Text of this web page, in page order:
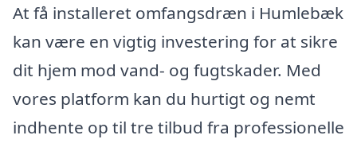
At få installeret omfangsdræn i Humlebæk
kan være en vigtig investering for at sikre
dit hjem mod vand- og fugtskader. Med
vores platform kan du hurtigt og nemt
indhente op til tre tilbud fra professionelle